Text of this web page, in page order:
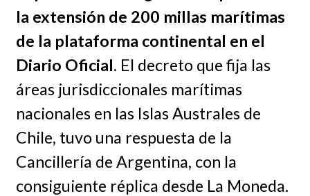
la extensión de 200 millas marítimas
de la plataforma continental en el
Diario Oficial. El decreto que fija las
áreas jurisdiccionales marítimas
nacionales en las Islas Australes de
Chile, tuvo una respuesta de la
Cancillería de Argentina, con la
consiguiente réplica desde La Moneda.